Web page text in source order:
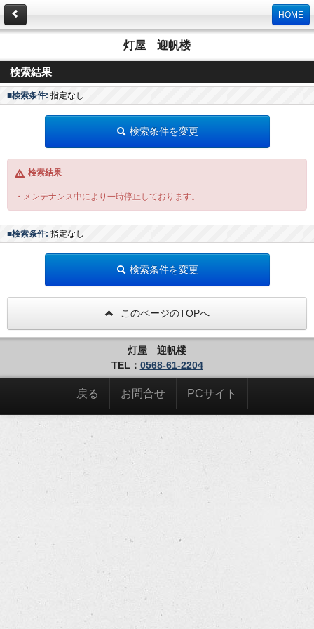
HOME
灯屋 迎帆楼
検索結果
■検索条件: 指定なし
検索条件を変更
検索結果
・メンテナンス中により一時停止しております。
■検索条件: 指定なし
検索条件を変更
このページのTOPへ
灯屋 迎帆楼
TEL： 0568-61-2204
戻る お問合せ PCサイト